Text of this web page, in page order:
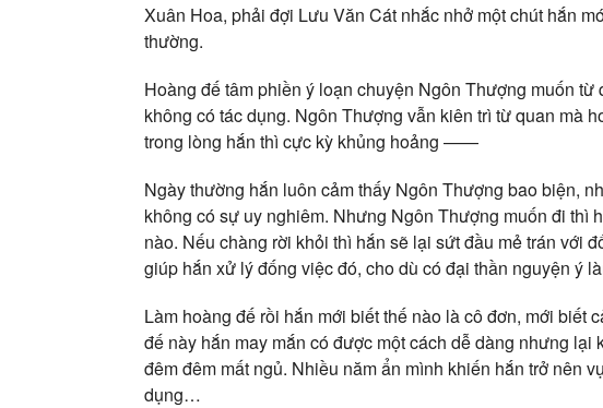
Xuân Hoa, phải đợi Lưu Văn Cát nhắc nhở một chút hắn
thường.
Hoàng đế tâm phiền ý loạn chuyện Ngôn Thượng muốn
không có tác dụng. Ngôn Thượng vẫn kiên trì từ quan mà
trong lòng hắn thì cực kỳ khủng hoảng ——
Ngày thường hắn luôn cảm thấy Ngôn Thượng bao biện,
không có sự uy nghiêm. Nhưng Ngôn Thượng muốn đi thì
nào. Nếu chàng rời khỏi thì hắn sẽ lại sứt đầu mẻ trán với
giúp hắn xử lý đống việc đó, cho dù có đại thần nguyện ý
Làm hoàng đế rồi hắn mới biết thế nào là cô đơn, mới biết
đế này hắn may mắn có được một cách dễ dàng nhưng
đêm đêm mất ngủ. Nhiều năm ẩn mình khiến hắn trở nên
dụng…